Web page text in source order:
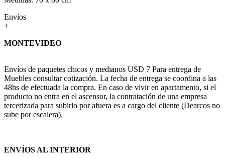
Envíos
+
MONTEVIDEO
Envíos de paquetes chicos y medianos USD 7 Para entrega de
Muebles consultar cotización. La fecha de entrega se coordina a las
48hs de efectuada la compra. En caso de vivir en apartamento, si el
producto no entra en el ascensor, la contratación de una empresa
tercerizada para subirlo por afuera es a cargo del cliente (Dearcos no
sube por escalera).
ENVÍOS AL INTERIOR